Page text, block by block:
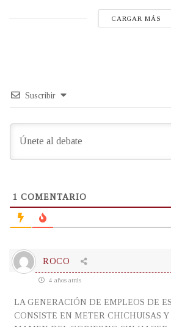
CARGAR MÁS
Suscribir
1 COMENTARIO
ROCO
4 años atrás
LA GENERACIÓN DE EMPLEOS DE
CONSISTE EN METER CHICHUISAS Y